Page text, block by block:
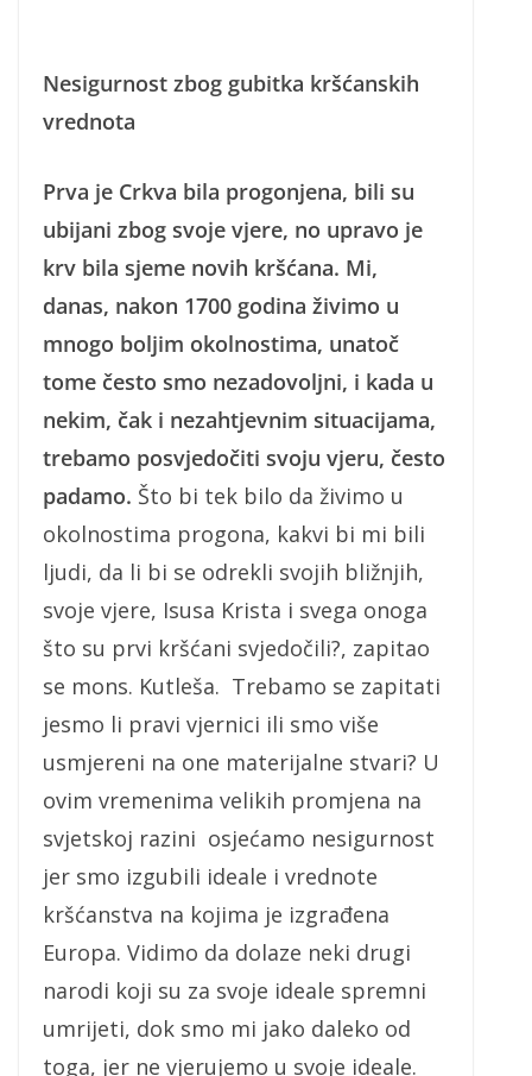
Nesigurnost zbog gubitka kršćanskih
vrednota
Prva je Crkva bila progonjena, bili su
ubijani zbog svoje vjere, no upravo je
krv bila sjeme novih kršćana. Mi,
danas, nakon 1700 godina živimo u
mnogo boljim okolnostima, unatoč
tome često smo nezadovoljni, i kada u
nekim, čak i nezahtjevnim situacijama,
trebamo posvjedočiti svoju vjeru, često
padamo. Što bi tek bilo da živimo u
okolnostima progona, kakvi bi mi bili
ljudi, da li bi se odrekli svojih bližnjih,
svoje vjere, Isusa Krista i svega onoga
što su prvi kršćani svjedočili?, zapitao
se mons. Kutleša. Trebamo se zapitati
jesmo li pravi vjernici ili smo više
usmjereni na one materijalne stvari? U
ovim vremenima velikih promjena na
svjetskoj razini osjećamo nesigurnost
jer smo izgubili ideale i vrednote
kršćanstva na kojima je izgrađena
Europa. Vidimo da dolaze neki drugi
narodi koji su za svoje ideale spremni
umrijeti, dok smo mi jako daleko od
toga, jer ne vjerujemo u svoje ideale.